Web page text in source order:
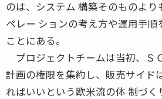
のは、システム 構築そのものより
ペレー ションの考え方や運用手順
ことにある。
プロジェクトチームは当初、Ｓ
計画の権限を集約し、販売サイド
ればいいという欧米流の体 制づく